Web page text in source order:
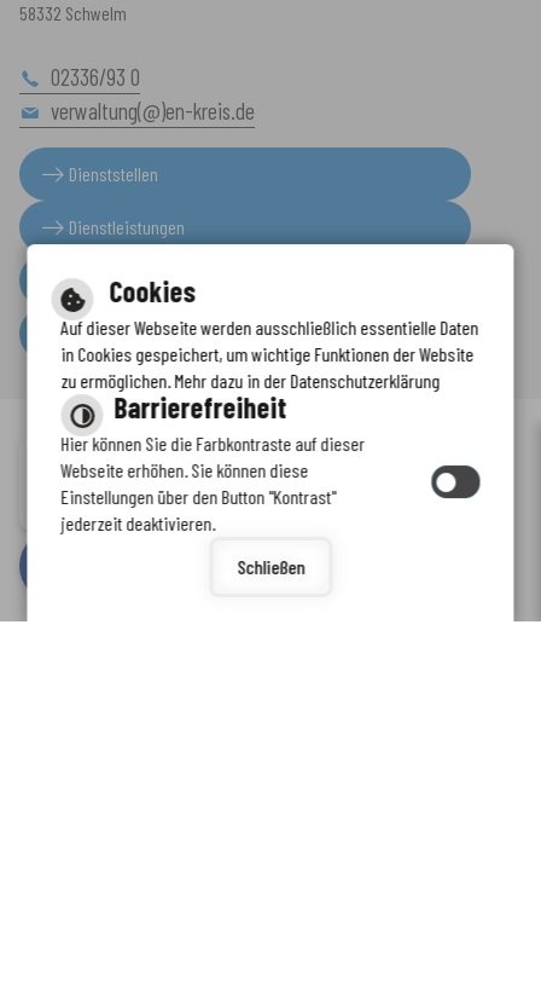
58332 Schwelm
02336/93 0
verwaltung(@)en-kreis.de
Dienststellen
Dienstleistungen
Presseinformationen
Serviceportal
Inhalt-Impressum-Datenschutzerklärung Kontaktformular -
Barrierefreiheit
bycm citymedia GmbH
Immer auf dem neuesten Stand
www.enkreis.de möchte Ihnen Benachrichtigungen senden
Cookies
Auf dieser Webseite werden ausschließlich essentielle Daten
in Cookies gespeichert, um wichtige Funktionen der Website
zu ermöglichen. Mehr dazu in der Datenschutzerklärung
Barrierefreiheit
Hier können Sie die Farbkontraste auf dieser
Webseite erhöhen. Sie können diese
Einstellungen über den Button "Kontrast"
jederzeit deaktivieren.
Schließen